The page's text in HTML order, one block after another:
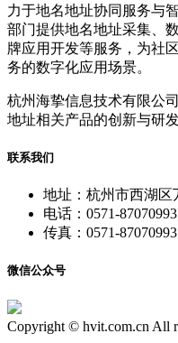
力于地名地址协同服务与
部门提供地名地址采集、
牌应用开发等服务，为社
务的数字化应用场景。
杭州海挚信息技术有限公
地址相关产品的创新与研发
联系我们
地址：杭州市西湖区
电话：0571-87070993
传真：0571-87070993
微信公众号
Copyright © hvit.com.cn All